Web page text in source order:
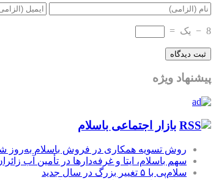
8
− یک =
پیشنهاد ویژه
بازار اجتماعی باسلام
روش تسویه همکاری در فروش باسلام به‌روز
سهم باسلام، ایتا و غرفه‌دارها در تأمین آب
سلام‌پی با ۵ تغییر بزرگ در سال جدید